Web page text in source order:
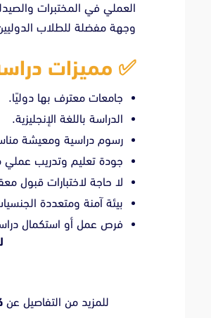
العملي في المختبرات
وجهة مفضلة للطلاب
✅ مميزات
جامعات معترف بها دوليًا.
الدراسة باللغة الإنجليزية.
رسوم دراسية ومعيشة
جودة تعليم وتدريب عملي
لا حاجة لاختبارات قبول
بيئة آمنة ومتعددة
فرص عمل أو استكمال
للمزيد من التفاصيل عن